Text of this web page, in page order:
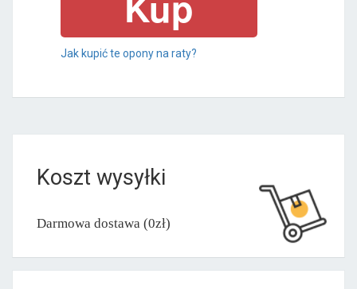
Jak kupić te opony na raty?
Koszt wysyłki
Darmowa dostawa (0zł)